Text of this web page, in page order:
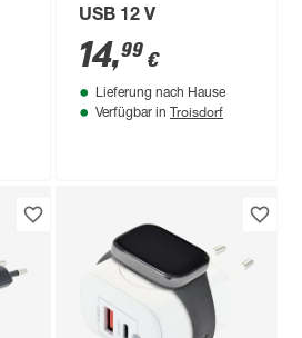
USB 12 V
14,99 €
Lieferung nach Hause
Verfügbar in Troisdorf